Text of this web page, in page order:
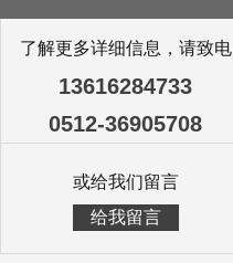
了解更多详细信息，请致电
13616284733
0512-36905708
或给我们留言
给我留言